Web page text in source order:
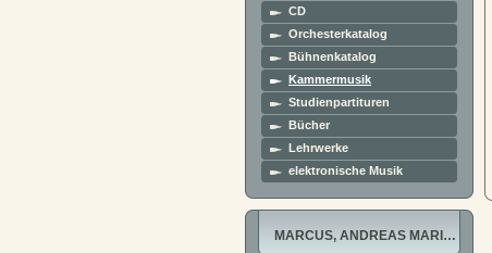
CD
Orchesterkatalog
Bühnenkatalog
Kammermusik
Studienpartituren
Bücher
Lehrwerke
elektronische Musik
MARCUS, ANDREAS MARI…